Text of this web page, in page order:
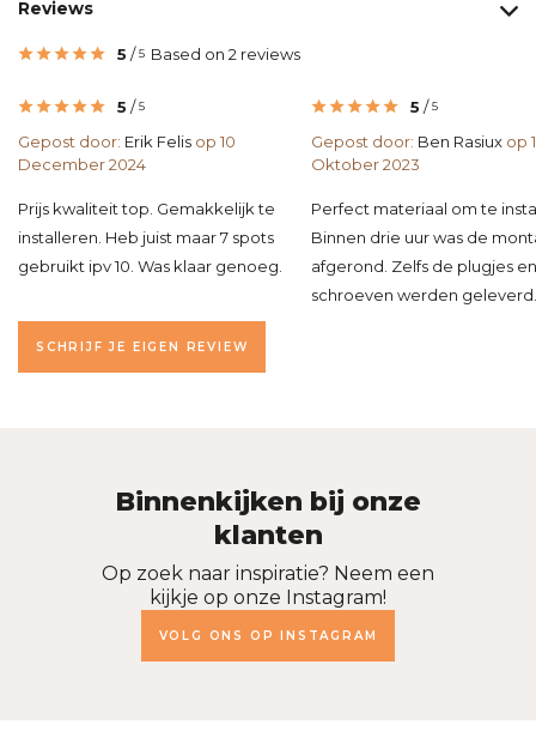
Reviews
5 /5 Based on 2 reviews
5 /5
Gepost door: Erik Felis op 10
December 2024
Prijs kwaliteit top. Gemakkelijk te
installeren. Heb juist maar 7 spots
gebruikt ipv 10. Was klaar genoeg.
5 /5
Gepost door: Ben Rasiux op
Oktober 2023
Perfect materiaal om te
Binnen drie uur was de
afgerond. Zelfs de plugjes en
schroeven werden geleverd.
SCHRIJF JE EIGEN REVIEW
Binnenkijken bij onze
klanten
Op zoek naar inspiratie? Neem een
kijkje op onze Instagram!
VOLG ONS OP INSTAGRAM